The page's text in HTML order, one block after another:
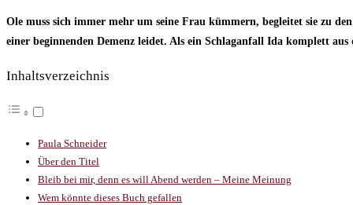
Ole muss sich immer mehr um seine Frau kümmern, begleitet sie zu
einer beginnenden Demenz leidet. Als ein Schlaganfall Ida komplett
Inhaltsverzeichnis
Paula Schneider
Über den Titel
Bleib bei mir, denn es will Abend werden – Meine Meinung
Wem könnte dieses Buch gefallen